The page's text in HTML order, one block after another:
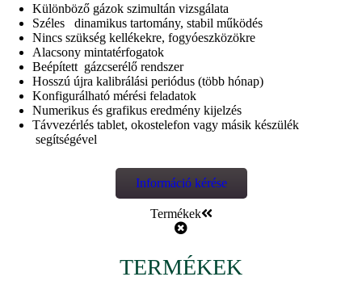
Különböző gázok szimultán vizsgálata
Széles dinamikus tartomány, stabil működés
Nincs szükség kellékekre, fogyóeszközökre
Alacsony mintatérfogatok
Beépített gázcserélő rendszer
Hosszú újra kalibrálási periódus (több hónap)
Konfigurálható mérési feladatok
Numerikus és grafikus eredmény kijelzés
Távvezérlés tablet, okostelefon vagy másik készülék
segítségével
Információ kérése
Termékek
TERMÉKEK